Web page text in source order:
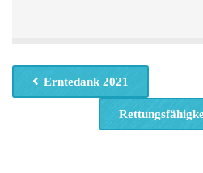
Erntedank 2021